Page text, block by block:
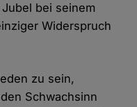
bei seinem
Widerspruch
zu sein,
Schwachsinn